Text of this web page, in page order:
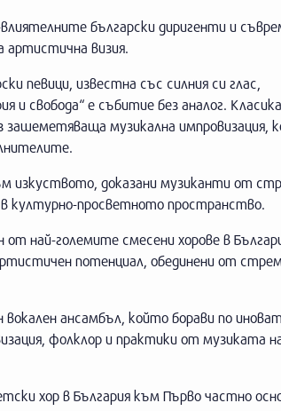
български диригенти и
артистична визия.
певици, известна със силния си глас,
и свобода“ е събитие без аналог.
зашеметяваща музикална импровизация,
изкуството, доказани музиканти от
в културно-просветното пространство.
най-големите смесени хорове в
потенциал, обединени от
ансамбъл, който борави по
фолклор и практики от музиката
хор в България към Първо частно